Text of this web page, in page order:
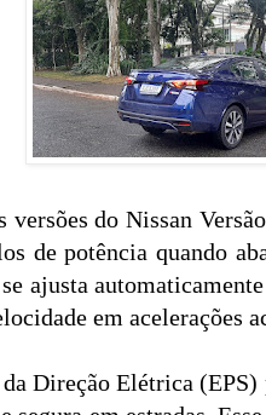
versões do Nissan
de potência quando
ajusta
em acelerações
Direção Elétrica